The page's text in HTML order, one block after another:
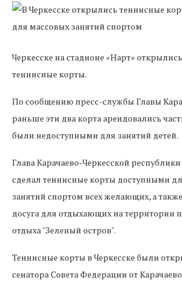
Черкесске на стадионе «Нарт»
теннисные корты.
По сообщению пресс-службы Главы
раньше эти два корта арендовались
были недоступными для занятий детей.
Глава Карачаево-Черкесской
сделал теннисные корты доступными
занятий спортом всех желающих, а
досуга для отдыхающих на территории
отдыха "Зеленый остров".
Теннисные корты в Черкесске были
сенатора Совета Федерации от